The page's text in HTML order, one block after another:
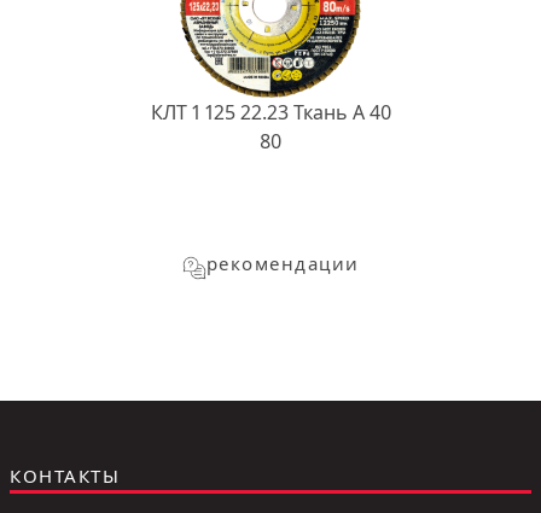
КЛТ 1 125 22.23 Ткань A 40
80
рекомендации
КОНТАКТЫ